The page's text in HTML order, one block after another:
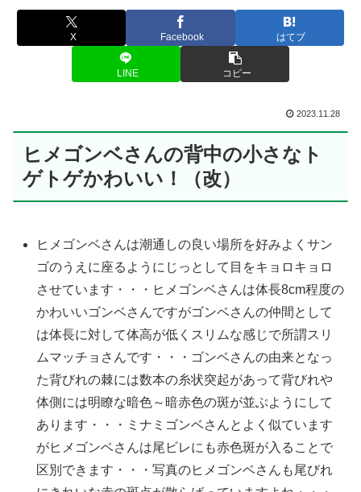
X Facebook はてブ
LINE コピー
2023.11.28
ヒメゴンベさんの背中の小さなト
ゲトゲかわいい！（改）
ヒメゴンベさんは潮通しの良い場所を好みよくサン
ゴのうえに座るようにじっとして目をキョロキョロ
させています・・・ヒメゴンベさんは体長8cm程度の
かわいいゴンベさんですがゴンベさんの仲間として
は体長に対して体高が低くスリムな感じで所謂スリ
ムマッチョさんです・・・ゴンベさんの由来となっ
た背びれの棘には数本の糸状突起があって背びれや
体側には明瞭な暗色～暗赤色の斑が並ぶようにして
あります・・・ミナミゴンベさんとよく似ています
がヒメゴンベさんは尾ビレにも赤色斑が入ることで
区別できます・・・写真のヒメゴンベさんも尾びれ